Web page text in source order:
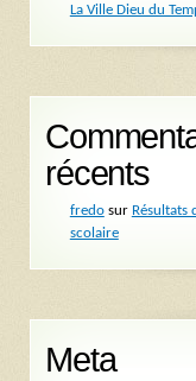
La Ville Dieu du
récents
fredosur Résultats
scolaire
Meta